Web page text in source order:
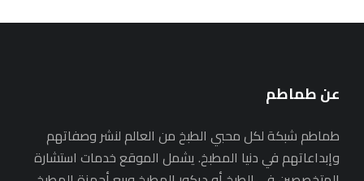
عن طماطم
طماطم شبكة لكل محبي الطبخ من العالم لنشر وصفاتهم
وإبداعاتهم في دنيا المطبخ. يشمل الموقع خدمات استشارة